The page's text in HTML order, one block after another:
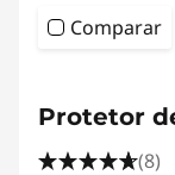
Comparar
Protetor
(8)